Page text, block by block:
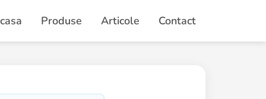
Produse Articole Contact